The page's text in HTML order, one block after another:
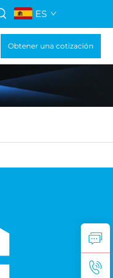
ES
Obtener una cotización